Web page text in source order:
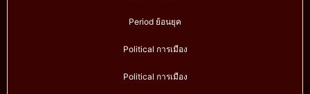
Period ย้อนยุค
Political การเมือง
Political การเมือง